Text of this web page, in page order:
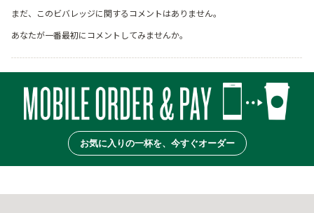
まだ、このビバレッジに関するコメントはありません。
あなたが一番最初にコメントしてみませんか。
お気に入りの一杯を、今すぐオーダー